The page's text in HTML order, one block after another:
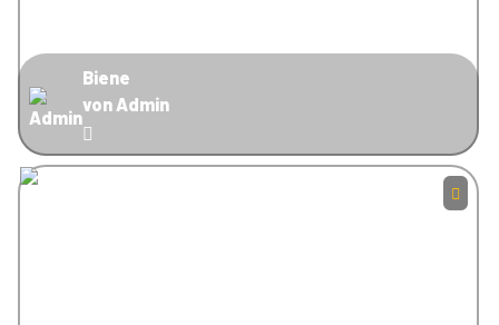
Biene
von Admin